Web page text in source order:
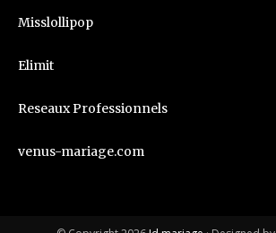
Misslollipop
Elimit
Reseaux Professionnels
venus-mariage.com